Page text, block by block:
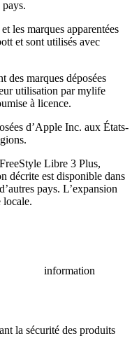
les marques apparentées
et sont utilisés avec
des marques déposées
utilisation par mylife
à licence.
d’Apple Inc. aux États-
Libre 3 Plus,
décrite est disponible dans
pays. L’expansion
locale.
information
la sécurité des produits